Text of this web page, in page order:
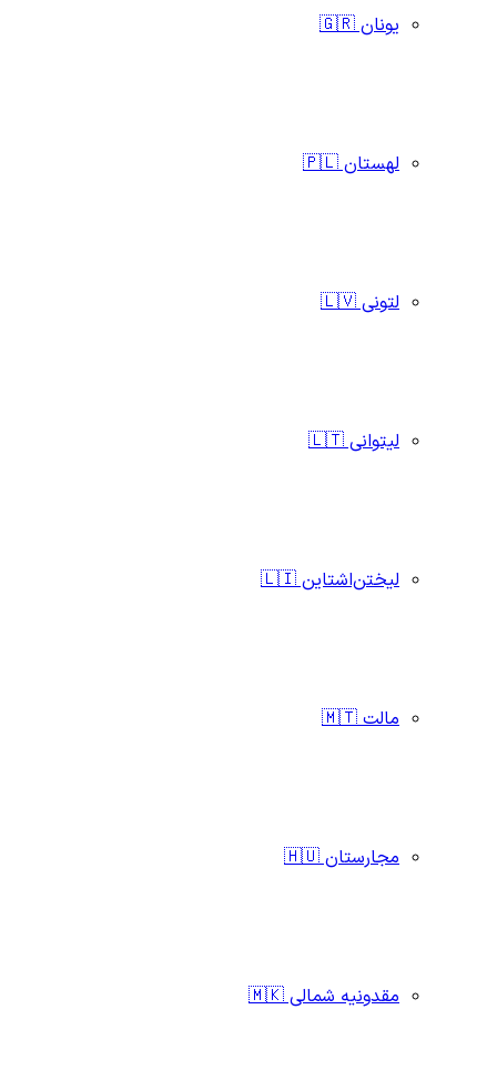
یونان 🇬🇷
لهستان 🇵🇱
لتونی 🇱🇻
لیتوانی 🇱🇹
لیختن‌اشتاین 🇱🇮
مالت 🇲🇹
مجارستان 🇭🇺
مقدونیه شمالی 🇲🇰